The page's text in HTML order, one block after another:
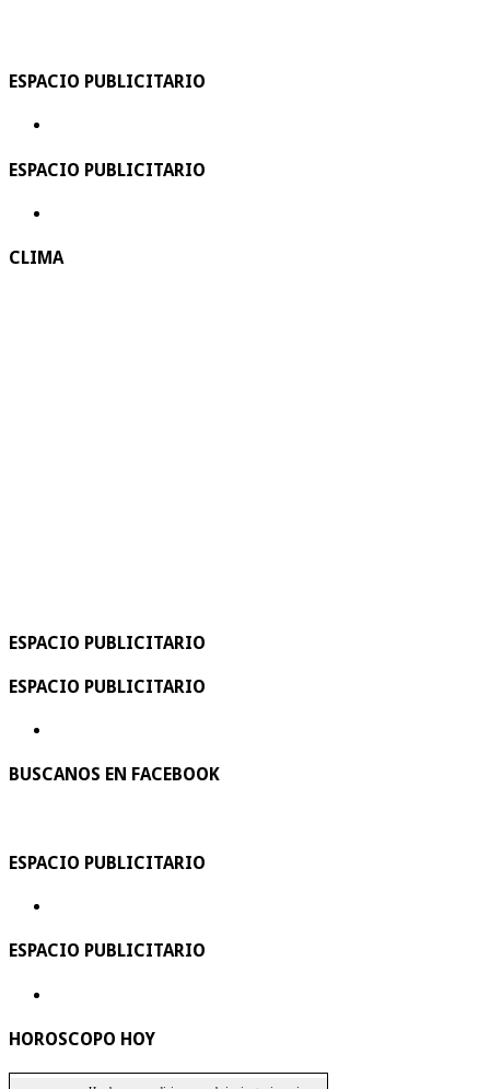
ESPACIO PUBLICITARIO
ESPACIO PUBLICITARIO
CLIMA
ESPACIO PUBLICITARIO
ESPACIO PUBLICITARIO
BUSCANOS EN FACEBOOK
ESPACIO PUBLICITARIO
ESPACIO PUBLICITARIO
HOROSCOPO HOY